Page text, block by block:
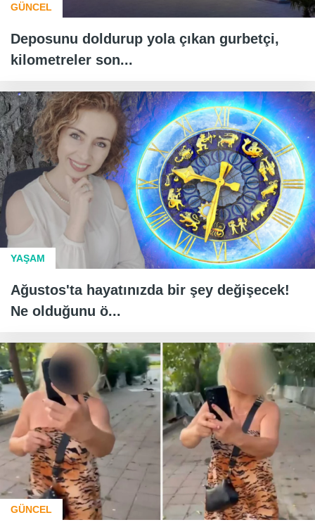
GÜNCEL
Deposunu doldurup yola çıkan gurbetçi,
kilometreler son...
YAŞAM
Ağustos'ta hayatınızda bir şey değişecek!
Ne olduğunu ö...
GÜNCEL